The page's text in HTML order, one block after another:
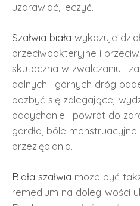
uzdrawiać, leczyć.
Szałwia biała wykazuje
przeciwbakteryjne i
skuteczna w zwalczaniu i
dolnych i górnych dróg
pozbyć się zalegającej
oddychanie i powrót do
gardła, bóle
przeziębiania.
Biała szałwia może być
remedium na dolegliwości